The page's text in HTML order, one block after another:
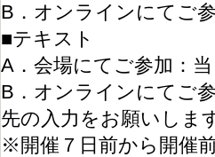
B．オンラインにてご参
■テキスト
A．会場にてご参加：
B．オンラインにてご
先の入力をお願いしま
※開催７日前から開催